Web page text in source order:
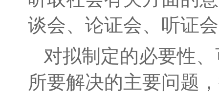
谈会、论证会、听证
对拟制定的必要性
所要解决的主要问题